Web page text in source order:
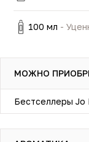
100 мл -
МОЖНО
Бестселлеры Jo